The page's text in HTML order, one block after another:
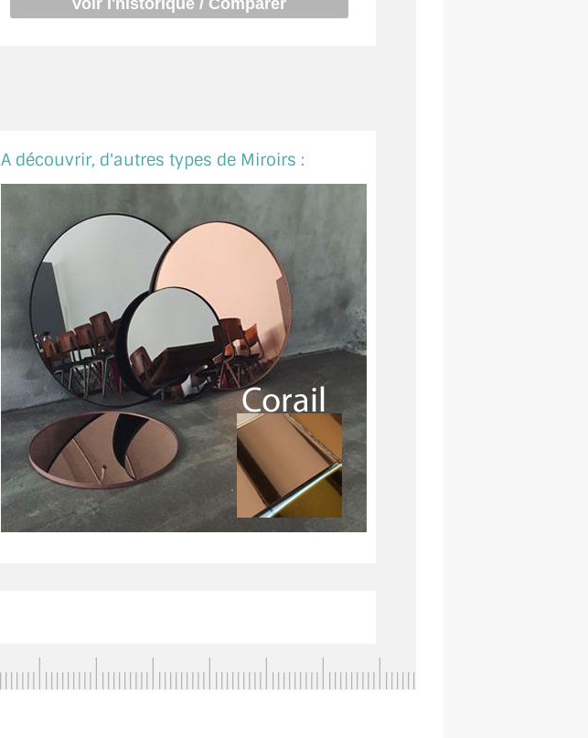
A découvrir, d'autres types de Miroirs :